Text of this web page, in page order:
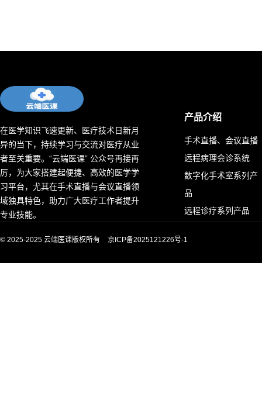
在医学知识飞速更新、医疗技术日新月
异的当下，持续学习与交流对医疗从业
者至关重要。“云端医课” 公众号再接再
厉，为大家搭建起便捷、高效的医学学
习平台，尤其在手术直播与会议直播领
域独具特色，助力广大医疗工作者提升
专业技能。
产品介绍
手术直播、会议直播
远程病理会诊系统
数字化手术室系列产
品
远程诊疗系列产品
© 2025-2025 云端医课版权所有 京ICP备2025121226号-1